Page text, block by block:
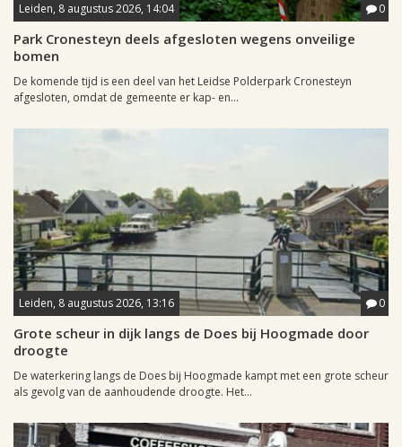
Leiden, 8 augustus 2026, 14:04 0
Park Cronesteyn deels afgesloten wegens onveilige
bomen
De komende tijd is een deel van het Leidse Polderpark Cronesteyn
afgesloten, omdat de gemeente er kap- en...
Leiden, 8 augustus 2026, 13:16 0
Grote scheur in dijk langs de Does bij Hoogmade door
droogte
De waterkering langs de Does bij Hoogmade kampt met een grote scheur
als gevolg van de aanhoudende droogte. Het...